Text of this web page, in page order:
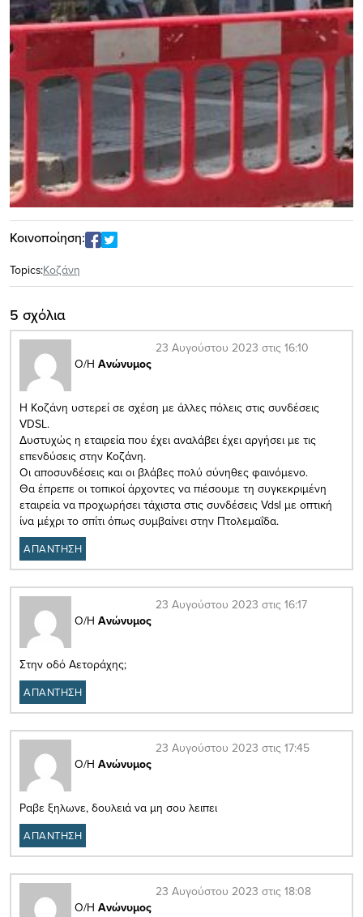
Κοινοποίηση:
Topics:Κοζάνη
5 σχόλια
Ο/Η Ανώνυμος
23 Αυγούστου 2023 στις 16:10
Η Κοζάνη υστερεί σε σχέση με άλλες πόλεις στις συνδέσεις
VDSL.
Δυστυχώς η εταιρεία που έχει αναλάβει έχει αργήσει με τις
επενδύσεις στην Κοζάνη.
Οι αποσυνδέσεις και οι βλάβες πολύ σύνηθες φαινόμενο.
Θα έπρεπε οι τοπικοί άρχοντες να πιέσουμε τη συγκεκριμένη
εταιρεία να προχωρήσει τάχιστα στις συνδέσεις Vdsl με οπτική
ίνα μέχρι το σπίτι όπως συμβαίνει στην Πτολεμαΐδα.
ΑΠΑΝΤΗΣΗ
Ο/Η Ανώνυμος
23 Αυγούστου 2023 στις 16:17
Στην οδό Αετοράχης;
ΑΠΑΝΤΗΣΗ
Ο/Η Ανώνυμος
23 Αυγούστου 2023 στις 17:45
Ραβε ξηλωνε, δουλειά να μη σου λειπει
ΑΠΑΝΤΗΣΗ
Ο/Η Ανώνυμος
23 Αυγούστου 2023 στις 18:08